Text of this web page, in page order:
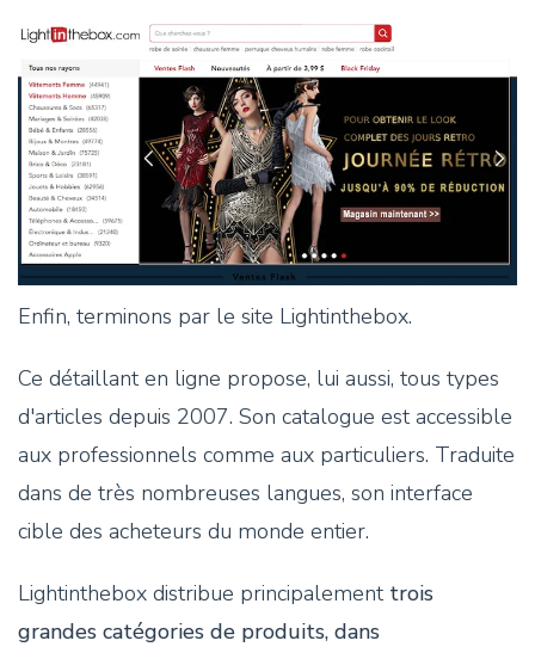
Enfin, terminons par le site Lightinthebox.
Ce détaillant en ligne propose, lui aussi, tous types
d'articles depuis 2007. Son catalogue est accessible
aux professionnels comme aux particuliers. Traduite
dans de très nombreuses langues, son interface
cible des acheteurs du monde entier.
Lightinthebox distribue principalement trois
grandes catégories de produits, dans